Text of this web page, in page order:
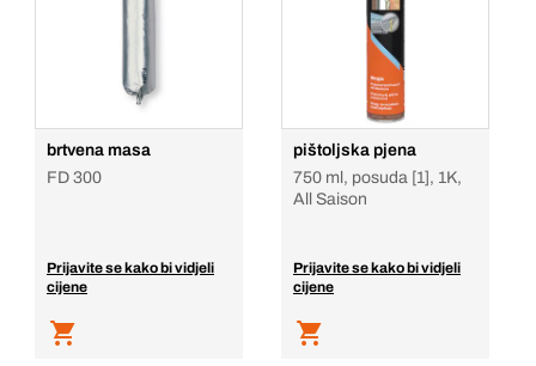
brtvena masa
FD 300
Prijavite se kako bi vidjeli
cijene
pištoljska pjena
750 ml, posuda [1], 1K,
All Saison
Prijavite se kako bi vidjeli
cijene